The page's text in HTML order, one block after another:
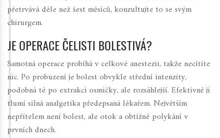
přetrvává déle než šest měsíců, konzultujte to se svým
chirurgem.
JE OPERACE ČELISTI BOLESTIVÁ?
Samotná operace probíhá v celkové anestezii, takže necítíte
nic. Po probuzení je bolest obvykle střední intenzity,
podobná té po extrakci osmičky, ale rozsáhlejší. Efektivně ji
tlumí silná analgetika předepsaná lékařem. Největším
nepřítelem není bolest, ale otok a obtížné polykání v
prvních dnech.